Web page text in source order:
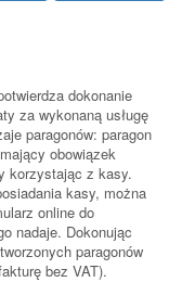
dokonanie
za wykonaną usługę
paragonów: paragon
obowiązek
korzystając z kasy.
kasy, można
online do
nadaje. Dokonując
paragonów
bez VAT).